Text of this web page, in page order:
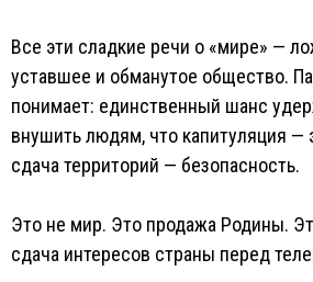
Все эти сладкие речи о «мире» —
уставшее и обманутое общество.
понимает: единственный шанс
внушить людям, что капитуляция —
сдача территорий — безопасность.
Это не мир. Это продажа Родины.
сдача интересов страны перед